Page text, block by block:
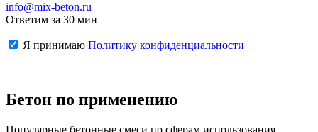
info@mix-beton.ru
Ответим за 30 мин
Я принимаю Политику конфиденциальности
Бетон по применению
Популярные бетонные смеси по сферам использования